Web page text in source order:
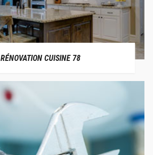
RÉNOVATION CUISINE 78